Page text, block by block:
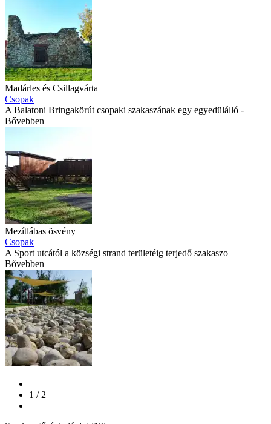
Madárles és Csillagvárta
Csopak
A Balatoni Bringakörút csopaki szakaszának egy egyedülálló -
Bővebben
Mezítlábas ösvény
Csopak
A Sport utcától a községi strand területéig terjedő szakaszo
Bővebben
1 / 2